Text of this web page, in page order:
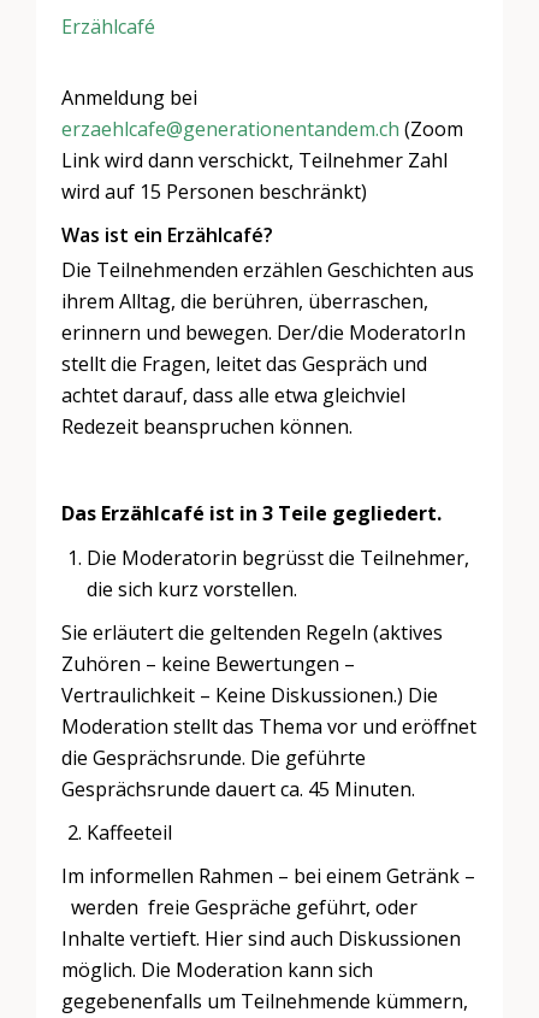
Erzählcafé
Anmeldung bei
erzaehlcafe@generationentandem.ch (Zoom
Link wird dann verschickt, Teilnehmer Zahl
wird auf 15 Personen beschränkt)
Was ist ein Erzählcafé?
Die Teilnehmenden erzählen Geschichten aus
ihrem Alltag, die berühren, überraschen,
erinnern und bewegen. Der/die ModeratorIn
stellt die Fragen, leitet das Gespräch und
achtet darauf, dass alle etwa gleichviel
Redezeit beanspruchen können.
Das Erzählcafé ist in 3 Teile gegliedert.
Die Moderatorin begrüsst die Teilnehmer,
die sich kurz vorstellen.
Sie erläutert die geltenden Regeln (aktives
Zuhören – keine Bewertungen –
Vertraulichkeit – Keine Diskussionen.) Die
Moderation stellt das Thema vor und eröffnet
die Gesprächsrunde. Die geführte
Gesprächsrunde dauert ca. 45 Minuten.
Kaffeeteil
Im informellen Rahmen – bei einem Getränk –
werden freie Gespräche geführt, oder
Inhalte vertieft. Hier sind auch Diskussionen
möglich. Die Moderation kann sich
gegebenenfalls um Teilnehmende kümmern,